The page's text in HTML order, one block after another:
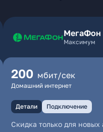
МегаФон
Максимум
200 мбит/сек
Домашний интернет
Детали Подключение
Скидка только для новых